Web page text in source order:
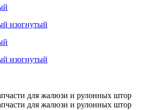
изогнутый
изогнутый
для жалюзи и рулонных штор
для жалюзи и рулонных штор